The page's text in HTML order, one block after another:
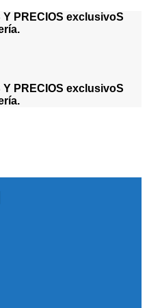
Y PRECIOS exclusivoS
Y PRECIOS exclusivoS